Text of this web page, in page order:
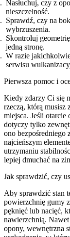
Nasłuchuj, czy z
nieszczelność.
Sprawdź, czy na
wybrzuszenia.
Skontroluj
jedną stronę.
W razie
serwisu
Pierwsza pomoc i
Kiedy zdarzy Ci się
rzeczą, którą musisz
miejsca. Jeśli
dotyczy tylko
ono bezpośredniego
najcieńszym
utrzymaniu
lepiej dmuchać na
Jak sprawdzić, czy
Aby sprawdzić stan
powierzchnię gumy
pęknięć lub nacięć,
nawierzchnią.
opony, wewnętrzna